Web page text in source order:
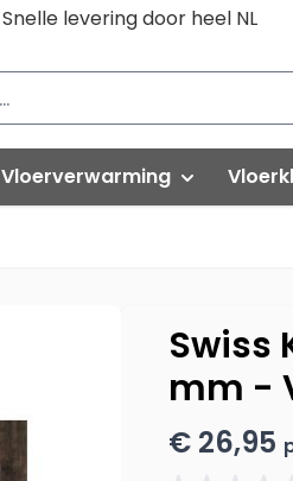
Snelle levering door heel NL
Vloerverwarming
Thermostaat-unit
Swiss
mm -
€ 26,95